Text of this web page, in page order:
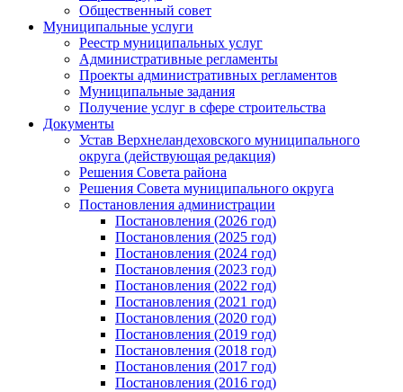
Общественный совет
Муниципальные услуги
Реестр муниципальных услуг
Административные регламенты
Проекты административных регламентов
Муниципальные задания
Получение услуг в сфере строительства
Документы
Устав Верхнеландеховского муниципального
округа (действующая редакция)
Решения Совета района
Решения Совета муниципального округа
Постановления администрации
Постановления (2026 год)
Постановления (2025 год)
Постановления (2024 год)
Постановления (2023 год)
Постановления (2022 год)
Постановления (2021 год)
Постановления (2020 год)
Постановления (2019 год)
Постановления (2018 год)
Постановления (2017 год)
Постановления (2016 год)